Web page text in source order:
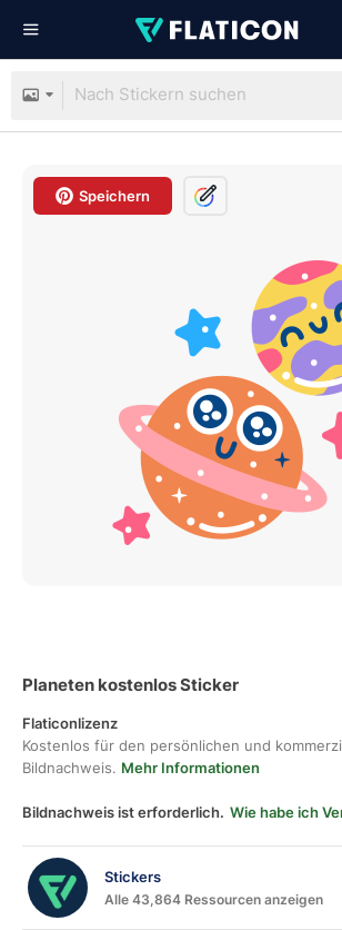
Speichern
Planeten kostenlos Sticker
Flaticonlizenz
Kostenlos für den persönlichen und
Bildnachweis. Mehr Informationen
Bildnachweis ist erforderlich. Wie habe ich
Stickers
Alle 43,864 Ressourcen anzeigen